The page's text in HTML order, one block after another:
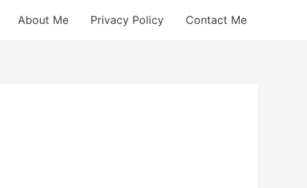
About Me Privacy Policy Contact Me